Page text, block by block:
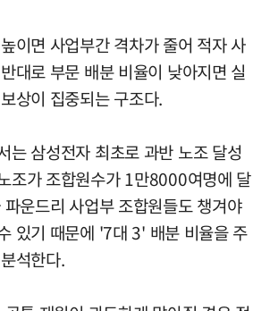
이면 사업부간 격차가 줄어 적자 사
대로 부문 배분 비율이 낮아지면 실
상이 집중되는 구조다.
는 삼성전자 최초로 과반 노조 달성
조가 조합원수가 1만8000여명에 달
운드리 사업부 조합원들도 챙겨야
있기 때문에 '7대 3' 배분 비율을 주
석한다.